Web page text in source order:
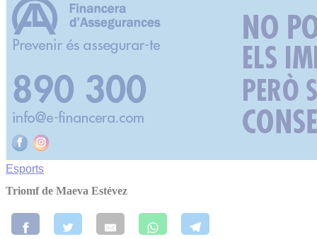
Esports
Triomf de Maeva Estévez